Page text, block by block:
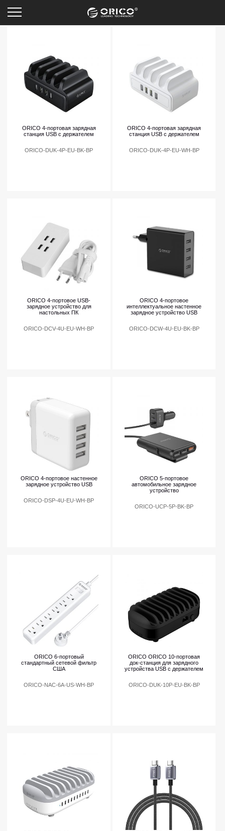
Зарядные устройства
ORICO 4-портовая зарядная
станция USB с держателем
ORICO-DUK-4P-EU-BK-BP
ORICO 4-портовая зарядная
станция USB с держателем
ORICO-DUK-4P-EU-WH-BP
ORICO 4-портовое USB-
зарядное устройство для
настольных ПК
ORICO-DCV-4U-EU-WH-BP
ORICO 4-портовое
интеллектуальное настенное
зарядное устройство USB
ORICO-DCW-4U-EU-BK-BP
ORICO 4-портовое настенное
зарядное устройство USB
ORICO-DSP-4U-EU-WH-BP
ORICO 5-портовое
автомобильное зарядное
устройство
ORICO-UCP-5P-BK-BP
ORICO 6-портовый
стандартный сетевой фильтр
США
ORICO-NAC-6A-US-WH-BP
ORICO ORICO 10-портовая
док-станция для зарядного
устройства USB с держателем
ORICO-DUK-10P-EU-BK-BP